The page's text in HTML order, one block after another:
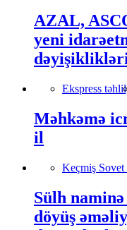
AZAL,
yeni
Ekspress
Məhkəmə
il
Keçmiş Sovet
Sülh
döyüş